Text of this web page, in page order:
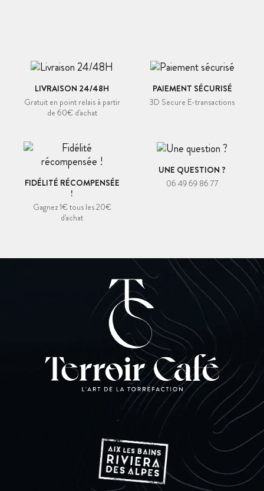
LIVRAISON 24/48H
Gratuit en point relais à partir
de 60€ d'achat
PAIEMENT SÉCURISÉ
3D Secure E-transactions
FIDÉLITÉ RÉCOMPENSÉE
!
Gagnez 1€ tous les 20€
d'achat
UNE QUESTION ?
06 49 69 86 77